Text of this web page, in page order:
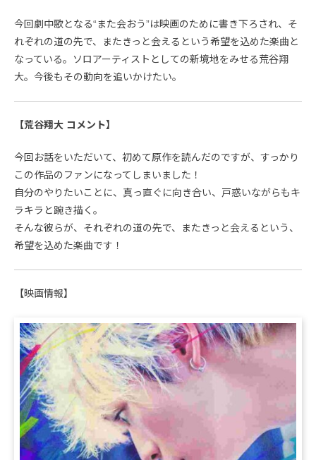
今回劇中歌となる“また会おう”は映画のために書き下ろされ、そ
れぞれの道の先で、またきっと会えるという希望を込めた楽曲と
なっている。ソロアーティストとしての新境地をみせる荒谷翔
大。今後もその動向を追いかけたい。
【荒谷翔大 コメント】
今回お話をいただいて、初めて原作を読んだのですが、すっかり
この作品のファンになってしまいました！
自分のやりたいことに、真っ直ぐに向き合い、戸惑いながらもキ
ラキラと踠き描く。
そんな彼らが、それぞれの道の先で、またきっと会えるという、
希望を込めた楽曲です！
【映画情報】